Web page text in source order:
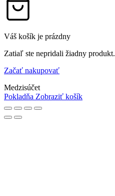
Váš košík je prázdny
Zatiaľ ste nepridali žiadny produkt.
Začať nakupovať
Medzisúčet
Pokladňa Zobraziť košík